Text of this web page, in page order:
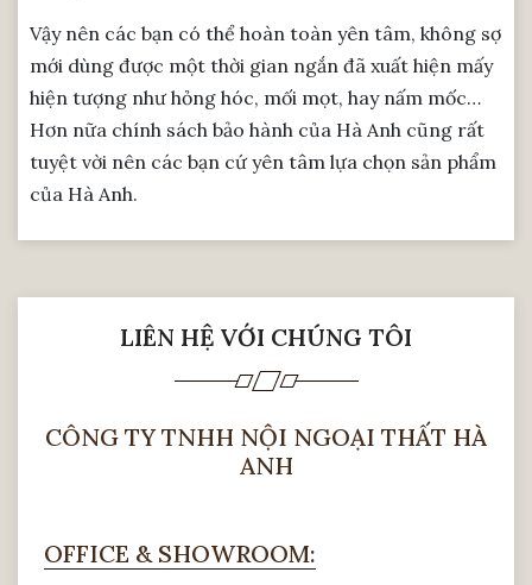
Vậy nên các bạn có thể hoàn toàn yên tâm, không sợ
mới dùng được một thời gian ngắn đã xuất hiện mấy
hiện tượng như hỏng hóc, mối mọt, hay nấm mốc…
Hơn nữa chính sách bảo hành của Hà Anh cũng rất
tuyệt vời nên các bạn cứ yên tâm lựa chọn sản phẩm
của Hà Anh.
LIÊN HỆ VỚI CHÚNG TÔI
CÔNG TY TNHH NỘI NGOẠI THẤT HÀ
ANH
OFFICE & SHOWROOM: